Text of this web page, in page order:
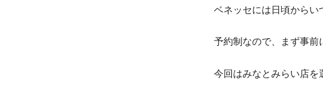
ベネッセには日頃からい
予約制なので、まず事前
今回はみなとみらい店を